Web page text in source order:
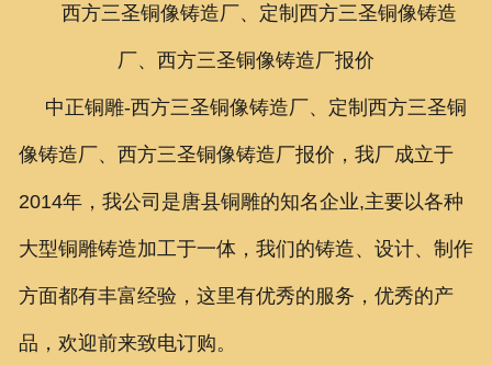
西方三圣铜像铸造厂、定制西方三圣铜像铸造
厂、西方三圣铜像铸造厂报价
中正铜雕-西方三圣铜像铸造厂、定制西方三圣铜
像铸造厂、西方三圣铜像铸造厂报价， 我厂成立于
2014年，我公司是唐县铜雕的知名企业,主要以各种
大型铜雕铸造加工于一体，我们的铸造、设计、制作
方面都有丰富经验，这里有优秀的服务，优秀的产
品，欢迎前来致电订购。